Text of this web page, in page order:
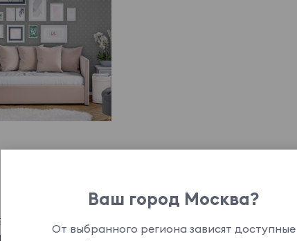
с мягкими царгами. Идеальный вариант
места. Днем может выполнять роль уютного
Ваш город Москва?
От выбранного региона зависят доступные